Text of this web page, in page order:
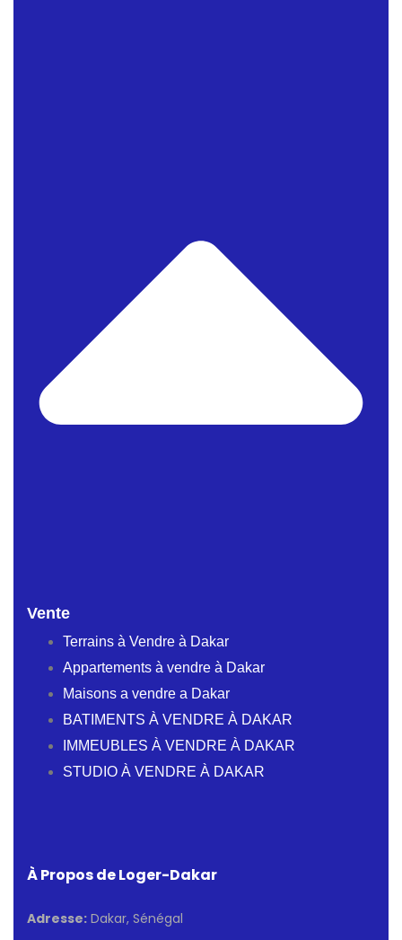
Vente
Terrains à Vendre à Dakar
Appartements à vendre à Dakar
Maisons a vendre a Dakar
BATIMENTS À VENDRE À DAKAR
IMMEUBLES À VENDRE À DAKAR
STUDIO À VENDRE À DAKAR
À Propos de Loger-Dakar
Adresse: Dakar, Sénégal